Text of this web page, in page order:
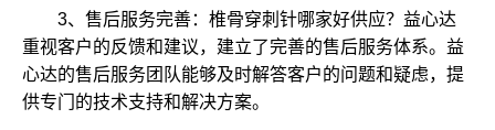
3、售后服务完善：椎骨穿刺针哪家好供应？益心达
重视客户的反馈和建议，建立了完善的售后服务体系。益
心达的售后服务团队能够及时解答客户的问题和疑虑，提
供专门的技术支持和解决方案。